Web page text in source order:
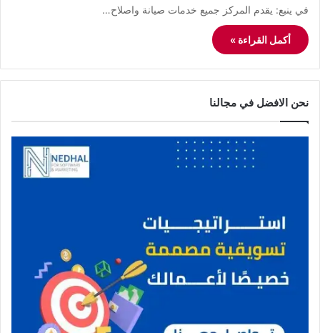
في ينبع: يقدم المركز جميع خدمات صيانة واصلاح…
أكمل القراءة »
نحن الافضل في مجالنا